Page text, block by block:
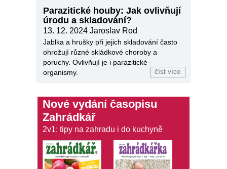
Parazitické houby: Jak ovlivňují
úrodu a skladování?
13. 12. 2024 Jaroslav Rod
Jablka a hrušky při jejich skladování často
ohrožují různé skládkové choroby a
poruchy. Ovlivňují je i parazitické
organismy.
číst více
Nové vydání časopisu
Zahrádkář
2v1: tipy na zahradu i do kuchyně